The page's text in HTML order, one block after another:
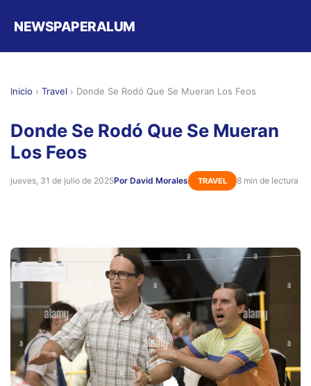
NEWSPAPERALUM
Inicio › Travel › Donde Se Rodó Que Se Mueran Los Feos
Donde Se Rodó Que Se Mueran
Los Feos
jueves, 31 de julio de 2025Por David Morales TRAVEL 8 min de lectura